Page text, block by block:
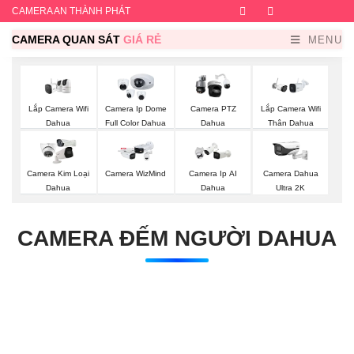
CAMERA AN THÀNH PHÁT Facebook
CAMERA QUAN SÁT GIÁ RẺ MENU
Lắp Camera Wifi
Dahua
Camera Ip Dome
Full Color Dahua
Camera PTZ
Dahua
Lắp Camera Wifi
Thân Dahua
Camera Kim Loại
Dahua
Camera WizMind
Camera Ip AI
Dahua
Camera Dahua
Ultra 2K
CAMERA ĐẾM NGƯỜI DAHUA